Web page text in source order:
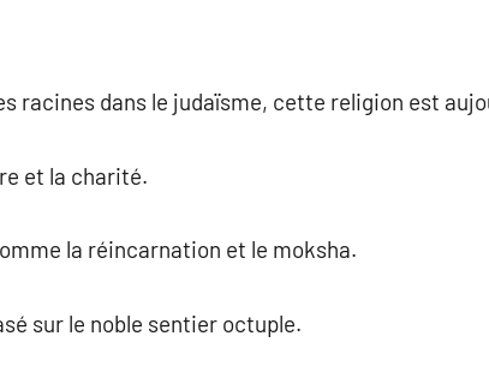
racines dans le judaïsme, cette religion est
et la charité.
la réincarnation et le moksha.
sur le noble sentier octuple.